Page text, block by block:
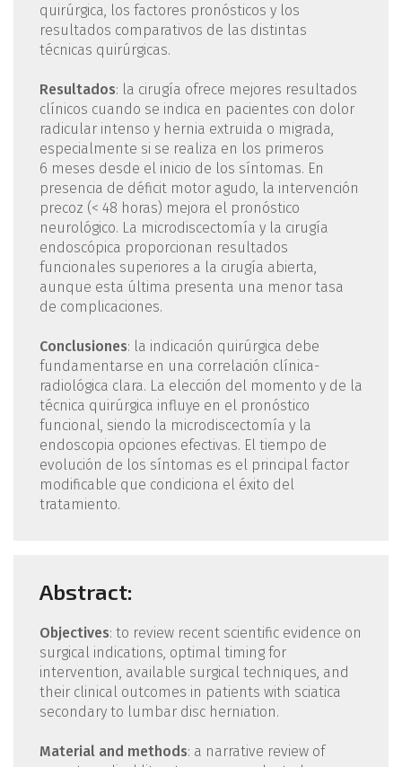
quirúrgica, los factores pronósticos y los
resultados comparativos de las distintas
técnicas quirúrgicas.
Resultados: la cirugía ofrece mejores resultados
clínicos cuando se indica en pacientes con dolor
radicular intenso y hernia extruida o migrada,
especialmente si se realiza en los primeros
6 meses desde el inicio de los síntomas. En
presencia de déficit motor agudo, la intervención
precoz (< 48 horas) mejora el pronóstico
neurológico. La microdiscectomía y la cirugía
endoscópica proporcionan resultados
funcionales superiores a la cirugía abierta,
aunque esta última presenta una menor tasa
de complicaciones.
Conclusiones: la indicación quirúrgica debe
fundamentarse en una correlación clínica-
radiológica clara. La elección del momento y de la
técnica quirúrgica influye en el pronóstico
funcional, siendo la microdiscectomía y la
endoscopia opciones efectivas. El tiempo de
evolución de los síntomas es el principal factor
modificable que condiciona el éxito del
tratamiento.
Abstract:
Objectives: to review recent scientific evidence on
surgical indications, optimal timing for
intervention, available surgical techniques, and
their clinical outcomes in patients with sciatica
secondary to lumbar disc herniation.
Material and methods: a narrative review of